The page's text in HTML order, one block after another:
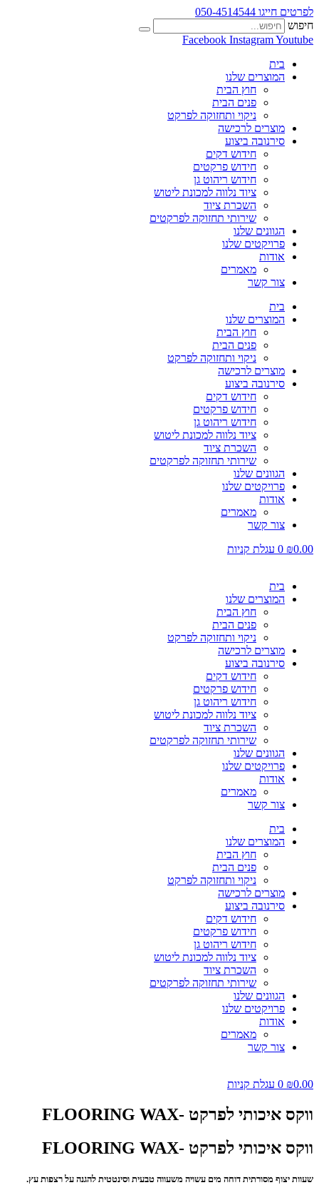
לפרטים חייגו 050-4514544
חיפוש
Facebook InstagramYoutube
בית
המוצרים שלנו
חוץ הבית
פנים הבית
ניקוי ותחזוקה לפרקט
מוצרים לרכישה
סירנובה ביצוע
חידוש דקים
חידוש פרקטים
חידוש ריהוט גן
ציוד נלווה למכונת ליטוש
השכרת ציוד
שירותי תחזוקה לפרקטים
הגוונים שלנו
פרויקטים שלנו
אודות
מאמרים
צור קשר
בית
המוצרים שלנו
חוץ הבית
פנים הבית
ניקוי ותחזוקה לפרקט
מוצרים לרכישה
סירנובה ביצוע
חידוש דקים
חידוש פרקטים
חידוש ריהוט גן
ציוד נלווה למכונת ליטוש
השכרת ציוד
שירותי תחזוקה לפרקטים
הגוונים שלנו
פרויקטים שלנו
אודות
מאמרים
צור קשר
₪0.00
0 עגלת קניות
בית
המוצרים שלנו
חוץ הבית
פנים הבית
ניקוי ותחזוקה לפרקט
מוצרים לרכישה
סירנובה ביצוע
חידוש דקים
חידוש פרקטים
חידוש ריהוט גן
ציוד נלווה למכונת ליטוש
השכרת ציוד
שירותי תחזוקה לפרקטים
הגוונים שלנו
פרויקטים שלנו
אודות
מאמרים
צור קשר
בית
המוצרים שלנו
חוץ הבית
פנים הבית
ניקוי ותחזוקה לפרקט
מוצרים לרכישה
סירנובה ביצוע
חידוש דקים
חידוש פרקטים
חידוש ריהוט גן
ציוד נלווה למכונת ליטוש
השכרת ציוד
שירותי תחזוקה לפרקטים
הגוונים שלנו
פרויקטים שלנו
אודות
מאמרים
צור קשר
₪0.00
0 עגלת קניות
ווקס איכותי לפרקט -FLOORING WAX
ווקס איכותי לפרקט -FLOORING WAX
שעוות יצוף מסורתית דוחה מים עשויה משעווה טבעית וסינטטית להגנה על רצפות עץ.